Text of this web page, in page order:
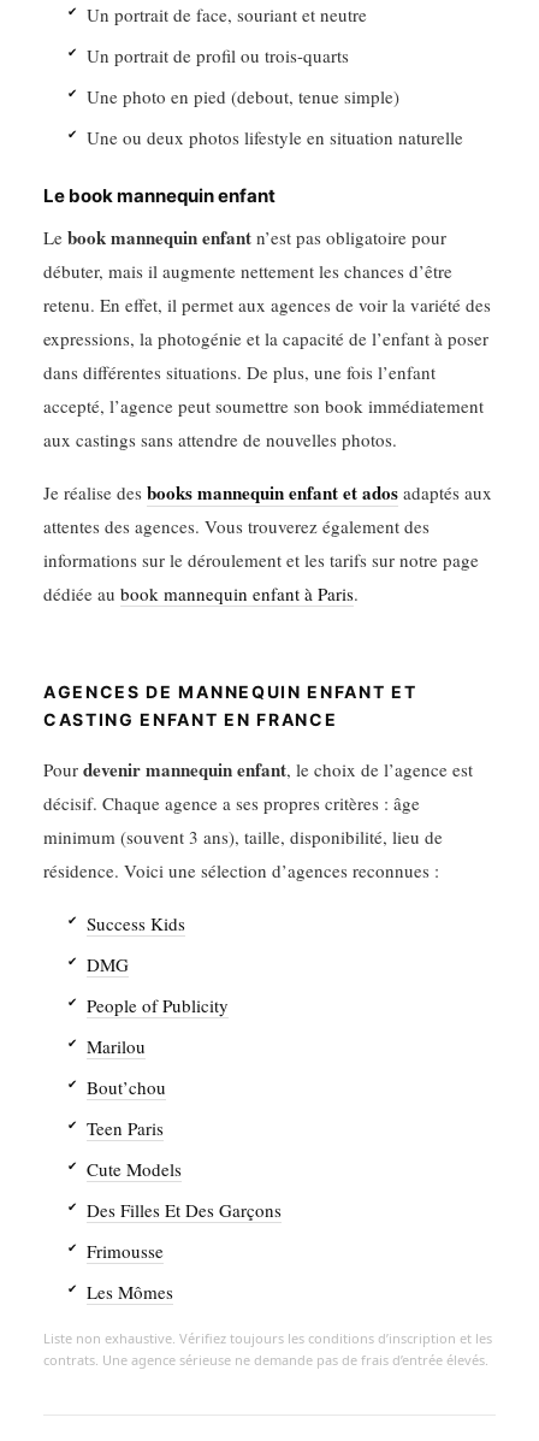
Un portrait de face, souriant et neutre
Un portrait de profil ou trois-quarts
Une photo en pied (debout, tenue simple)
Une ou deux photos lifestyle en situation naturelle
Le book mannequin enfant
Le book mannequin enfant n’est pas obligatoire pour
débuter, mais il augmente nettement les chances d’être
retenu. En effet, il permet aux agences de voir la variété des
expressions, la photogénie et la capacité de l’enfant à poser
dans différentes situations. De plus, une fois l’enfant
accepté, l’agence peut soumettre son book immédiatement
aux castings sans attendre de nouvelles photos.
Je réalise des books mannequin enfant et ados adaptés aux
attentes des agences. Vous trouverez également des
informations sur le déroulement et les tarifs sur notre page
dédiée au book mannequin enfant à Paris.
AGENCES DE MANNEQUIN ENFANT ET
CASTING ENFANT EN FRANCE
Pour devenir mannequin enfant, le choix de l’agence est
décisif. Chaque agence a ses propres critères : âge
minimum (souvent 3 ans), taille, disponibilité, lieu de
résidence. Voici une sélection d’agences reconnues :
Success Kids
DMG
People of Publicity
Marilou
Bout’chou
Teen Paris
Cute Models
Des Filles Et Des Garçons
Frimousse
Les Mômes
Liste non exhaustive. Vérifiez toujours les conditions d’inscription et les
contrats. Une agence sérieuse ne demande pas de frais d’entrée élevés.